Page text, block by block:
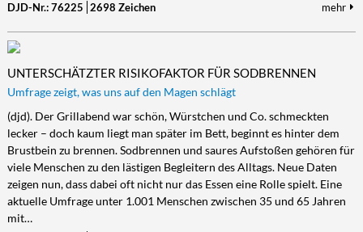
DJD-Nr.: 76225 2698 Zeichen mehr
UNTERSCHÄTZTER RISIKOFAKTOR FÜR SODBRENNEN
Umfrage zeigt, was uns auf den Magen schlägt
(djd). Der Grillabend war schön, Würstchen und Co. schmeckten
lecker – doch kaum liegt man später im Bett, beginnt es hinter dem
Brustbein zu brennen. Sodbrennen und saures Aufstoßen gehören für
viele Menschen zu den lästigen Begleitern des Alltags. Neue Daten
zeigen nun, dass dabei oft nicht nur das Essen eine Rolle spielt. Eine
aktuelle Umfrage unter 1.001 Menschen zwischen 35 und 65 Jahren
mit…